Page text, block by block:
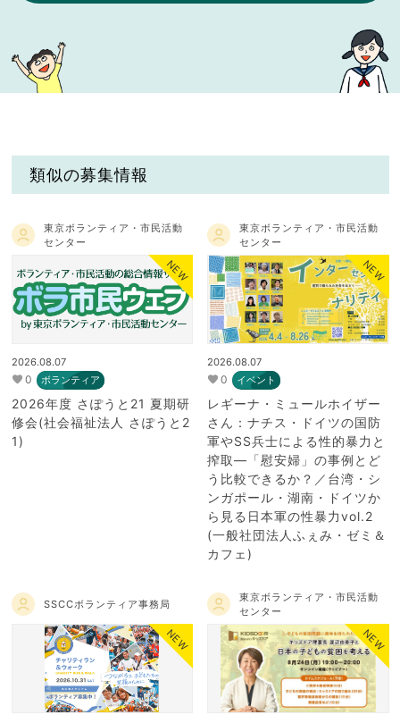
類似の募集情報
東京ボランティア・市民活動
センター
NEW
2026.08.07
0 ボランティア
2026年度 さぽうと21 夏期研
修会(社会福祉法人 さぽうと2
1)
東京ボランティア・市民活動
センター
NEW
2026.08.07
0 イベント
レギーナ・ミュールホイザー
さん：ナチス・ドイツの国防
軍やSS兵士による性的暴力と
搾取―「慰安婦」の事例とど
う比較できるか？／台湾・シ
ンガポール・湖南・ドイツか
ら見る日本軍の性暴力vol.2
(一般社団法人ふぇみ・ゼミ＆
カフェ)
SSCCボランティア事務局
NEW
東京ボランティア・市民活動
センター
NEW